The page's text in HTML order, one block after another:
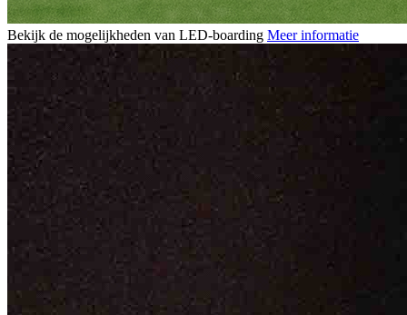
Bekijk de mogelijkheden van LED-boarding Meer informatie